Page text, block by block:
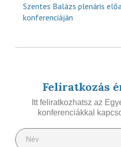
Szentes Balázs plenáris
konferenciáján
Feliratkozás
Itt feliratkozhatsz az
konferenciákkal